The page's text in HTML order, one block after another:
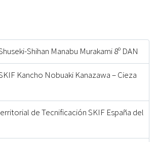
Shihan Manabu Murakami 8º DAN
Kancho Nobuaki Kanazawa – Cieza
de Tecnificación SKIF España del